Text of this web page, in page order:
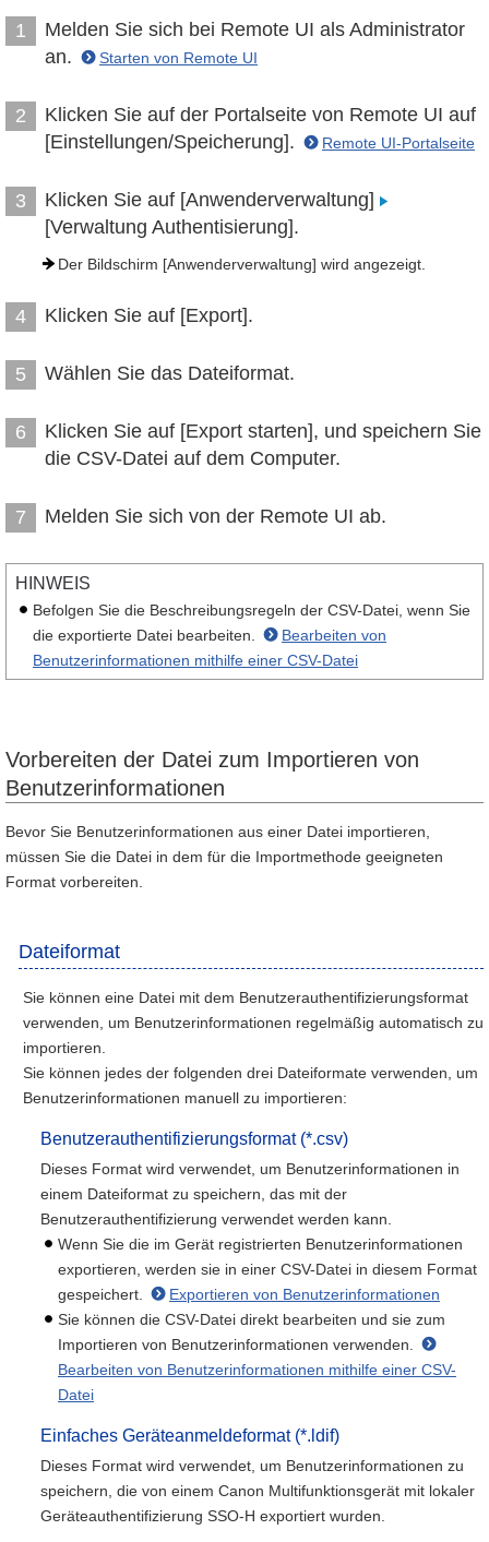
1
Melden Sie sich bei Remote UI als Administrator
an.
Starten von Remote UI
2
Klicken Sie auf der Portalseite von Remote UI auf
[Einstellungen/Speicherung].
Remote UI-Portalseite
3
Klicken Sie auf [Anwenderverwaltung]
[Verwaltung Authentisierung].
Der Bildschirm [Anwenderverwaltung] wird angezeigt.
4 Klicken Sie auf [Export].
5 Wählen Sie das Dateiformat.
6
Klicken Sie auf [Export starten], und speichern Sie
die CSV-Datei auf dem Computer.
7 Melden Sie sich von der Remote UI ab.
HINWEIS
Befolgen Sie die Beschreibungsregeln der CSV-Datei, wenn Sie
die exportierte Datei bearbeiten.
Bearbeiten von
Benutzerinformationen mithilfe einer CSV-Datei
Vorbereiten der Datei zum Importieren von
Benutzerinformationen
Bevor Sie Benutzerinformationen aus einer Datei importieren,
müssen Sie die Datei in dem für die Importmethode geeigneten
Format vorbereiten.
Dateiformat
Sie können eine Datei mit dem Benutzerauthentifizierungsformat
verwenden, um Benutzerinformationen regelmäßig automatisch zu
importieren.
Sie können jedes der folgenden drei Dateiformate verwenden, um
Benutzerinformationen manuell zu importieren:
Benutzerauthentifizierungsformat (*.csv)
Dieses Format wird verwendet, um Benutzerinformationen in
einem Dateiformat zu speichern, das mit der
Benutzerauthentifizierung verwendet werden kann.
Wenn Sie die im Gerät registrierten Benutzerinformationen
exportieren, werden sie in einer CSV-Datei in diesem Format
gespeichert.
Exportieren von Benutzerinformationen
Sie können die CSV-Datei direkt bearbeiten und sie zum
Importieren von Benutzerinformationen verwenden.
Bearbeiten von Benutzerinformationen mithilfe einer CSV-
Datei
Einfaches Geräteanmeldeformat (*.ldif)
Dieses Format wird verwendet, um Benutzerinformationen zu
speichern, die von einem Canon Multifunktionsgerät mit lokaler
Geräteauthentifizierung SSO-H exportiert wurden.